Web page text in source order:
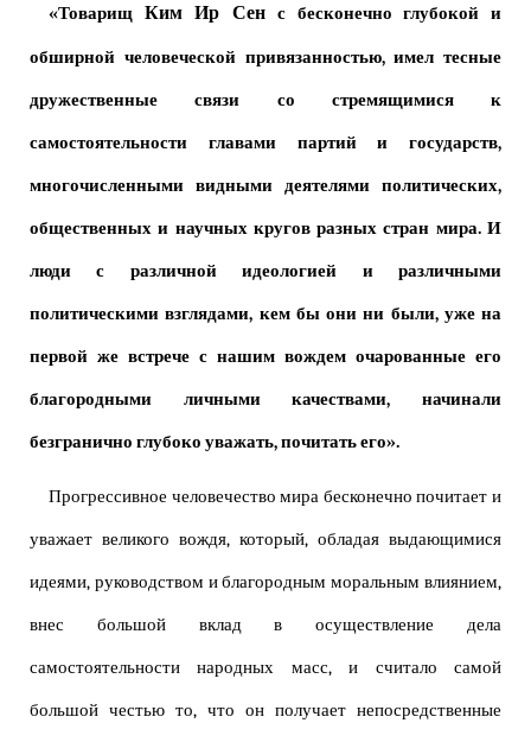
«Товарищ Ким Ир Сен с бесконечно глубокой и
обширной человеческой привязанностью, имел тесные
дружественные связи со стремящимися к
самостоятельности главами партий и государств,
многочисленными видными деятелями политических,
общественных и научных кругов разных стран мира. И
люди с различной идеологией и различными
политическими взглядами, кем бы они ни были, уже на
первой же встрече с нашим вождем очарованные его
благородными личными качествами, начинали
безгранично глубоко уважать, почитать его».
Прогрессивное человечество мира бесконечно почитает и
уважает великого вождя, который, обладая выдающимися
идеями, руководством и благородным моральным влиянием,
внес большой вклад в осуществление дела
самостоятельности народных масс, и считало самой
большой честью то, что он получает непосредственные